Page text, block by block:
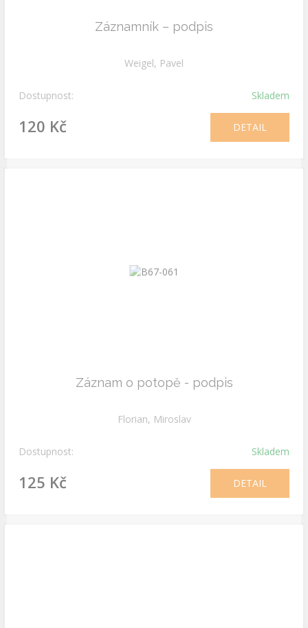
Záznamník – podpis
Weigel, Pavel
Dostupnost: Skladem
120 Kč DETAIL
Záznam o potopě - podpis
Florian, Miroslav
Dostupnost: Skladem
125 Kč DETAIL